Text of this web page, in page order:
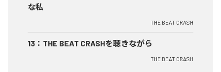
な私
THE BEAT CRASH
13 ： THE BEAT CRASHを聴きながら
THE BEAT CRASH